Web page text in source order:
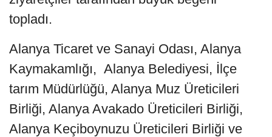
topladı.
Alanya Ticaret ve Sanayi Odası, Alanya
Kaymakamlığı, Alanya Belediyesi, İlçe
tarım Müdürlüğü, Alanya Muz Üreticileri
Birliği, Alanya Avakado Üreticileri Birliği,
Alanya Keçiboynuzu Üreticileri Birliği ve